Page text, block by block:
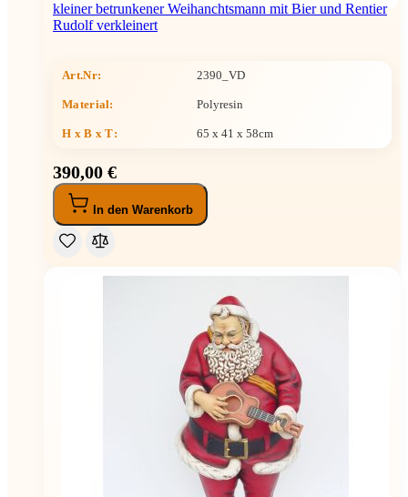
kleiner betrunkener Weihanchtsmann mit Bier und Rentier
Rudolf verkleinert
Art.Nr: 2390_VD
Material: Polyresin
H x B x T: 65 x 41 x 58cm
390,00 €
In den Warenkorb